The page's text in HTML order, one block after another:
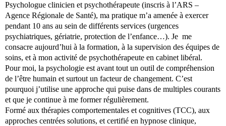
Psychologue clinicien et psychothérapeute (inscris à l’ARS –
Agence Régionale de Santé), ma pratique m’a amenée à exercer
pendant 10 ans au sein de différents services (urgences
psychiatriques, gériatrie, protection de l’enfance…). Je me
consacre aujourd’hui à la formation, à la supervision des équipes de
soins, et à mon activité de psychothérapeute en cabinet libéral.
Pour moi, la psychologie est avant tout un outil de compréhension
de l’être humain et surtout un facteur de changement. C’est
pourquoi j’utilise une approche qui puise dans de multiples courants
et que je continue à me former régulièrement.
Formé aux thérapies comportementales et cognitives (TCC), aux
approches centrées solutions, et certifié en hypnose clinique,